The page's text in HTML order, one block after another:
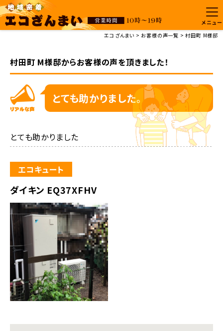
メニュー
エコざんまい
お客様の声一覧 村田町 M様邸
村田町 M様邸からお客様の声を頂きました！
とても助かりました。
とても助かりました
エコキュート
ダイキン EQ37XFHV